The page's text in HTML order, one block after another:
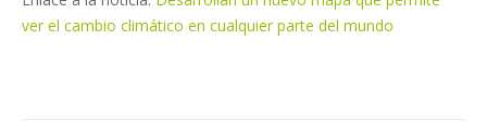
ver el cambio climático en cualquier parte del mundo